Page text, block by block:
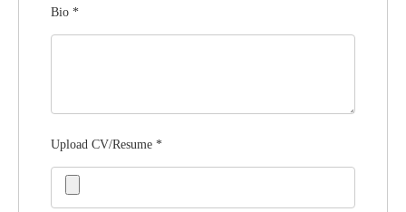
Bio *
Upload CV/Resume *